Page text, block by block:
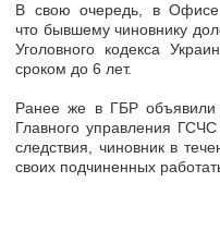
В свою очередь, в Офисе
что бывшему чиновнику
Уголовного кодекса
сроком до 6 лет.
Ранее же в ГБР объявили
Главного управления
следствия, чиновник в
своих подчиненных